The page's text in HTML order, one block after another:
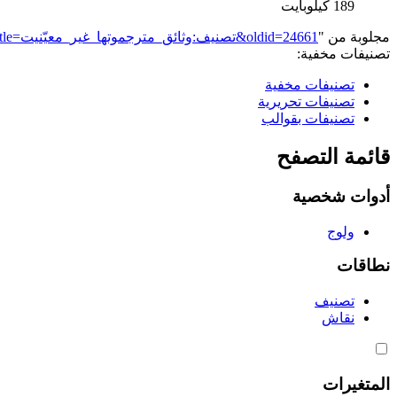
189 كيلوبايت
مجلوبة من " https://genderiyya.xyz/mw/index.php?title=تصنيف:وثائق_مترجموتها_غير_معيّنيت&oldid=24661
تصنيفات مخفية:
تصنيفات مخفية
تصنيفات تحريرية
تصنيفات بقوالب
قائمة التصفح
أدوات شخصية
ولوج
نطاقات
تصنيف
نقاش
المتغيرات